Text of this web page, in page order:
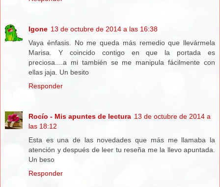
Igone 13 de octubre de 2014 a las 16:38
Vaya énfasis. No me queda más remedio que llevármela
Marisa. Y coincido contigo en que la portada es
preciosa....a mi también se me manipula fácilmente con
ellas jaja. Un besito
Responder
Rocío - Mis apuntes de lectura 13 de octubre de 2014 a
las 18:12
Esta es una de las novedades que más me llamaba la
atención y después de leer tu reseña me la llevo apuntada.
Un beso
Responder